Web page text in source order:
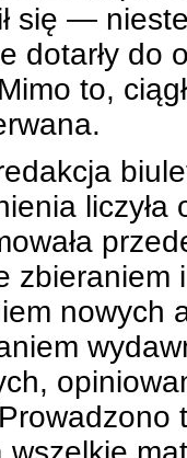
się —
dotarły do
to,
liczyła
zbieraniem
nowych